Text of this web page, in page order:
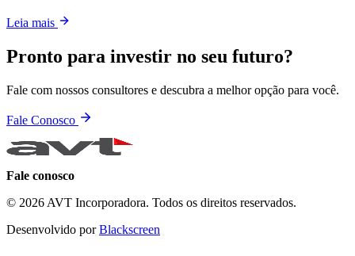
Leia mais
Pronto para investir no seu futuro?
Fale com nossos consultores e descubra a melhor opção para você.
Fale Conosco
Fale conosco
© 2026 AVT Incorporadora. Todos os direitos reservados.
Desenvolvido porBlackscreen